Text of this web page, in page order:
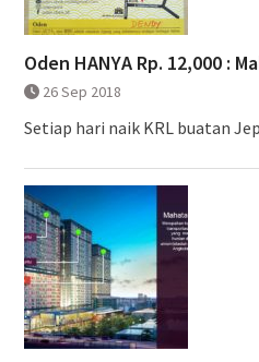
Oden HANYA Rp. 12,000 :
26 Sep 2018
Setiap hari naik KRL buatan